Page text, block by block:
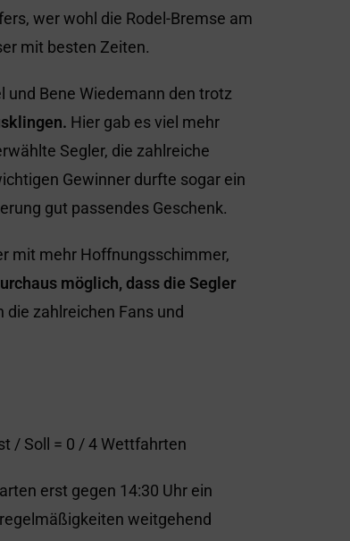
wer wohl die Rodel-Bremse am
mit besten Zeiten.
und Bene Wiedemann den trotz
Hier gab es viel mehr
Segler, die zahlreiche
Gewinner durfte sogar ein
gut passendes Geschenk.
mit mehr Hoffnungsschimmer,
möglich, dass die Segler
zahlreichen Fans und
/ Soll = 0 / 4 Wettfahrten
erst gegen 14:30 Uhr ein
weitgehend